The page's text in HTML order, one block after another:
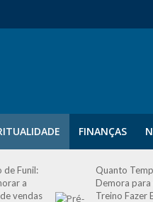
FINANÇAS
de Funil:
a
vendas
Quanto
Demora para
Treino Fazer